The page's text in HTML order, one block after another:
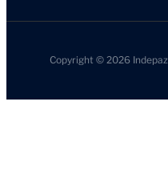
Copyright © 2026 Indepaz